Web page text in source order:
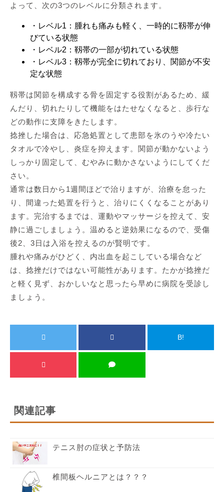
よって、次の3つのレベルに分類されます。
・レベル1：腫れも痛みも軽く、一時的に靱帯が伸
びている状態
・レベル2：靱帯の一部が切れている状態
・レベル3：靱帯が完全に切れており、関節が不安
定な状態
靱帯は関節を構成する骨を固定する役割があるため、緩
んだり、切れたりして機能をはたせなくなると、歩行な
どの動作に支障をきたします。
捻挫した場合は、応急処置として患部を氷のうや冷たい
タオルで冷やし、炎症を抑えます。関節が動かないよう
しっかり固定して、むやみに動かさないようにしてくだ
さい。
通常は数日から1週間ほどで治りますが、治療を怠った
り、間違った処置を行うと、治りにくくなることがあり
ます。完治するまでは、運動やマッサージを控えて、安
静に過ごしましょう。温めると逆効果になるので、受傷
後2、3日は入浴を控えるのが賢明です。
腫れや痛みがひどく、内出血を起こしている場合など
は、捻挫だけではない可能性があります。たかが捻挫だ
と軽く見ず、おかしいなと思ったら早めに病院を受診し
ましょう。
B!
関連記事
テニス肘の症状と予防法
椎間板ヘルニアとは？？？